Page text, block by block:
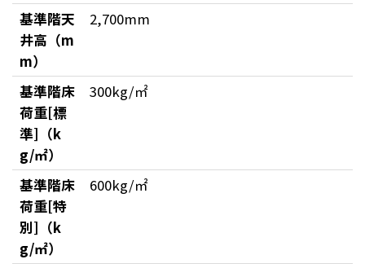
基準階天
井高（m
m）
2,700mm
基準階床
荷重[標
準]（k
g/㎡）
300kg/㎡
基準階床
荷重[特
別]（k
g/㎡）
600kg/㎡